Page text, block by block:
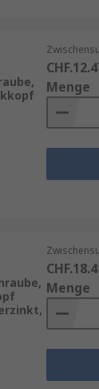
für
Menge
Menge